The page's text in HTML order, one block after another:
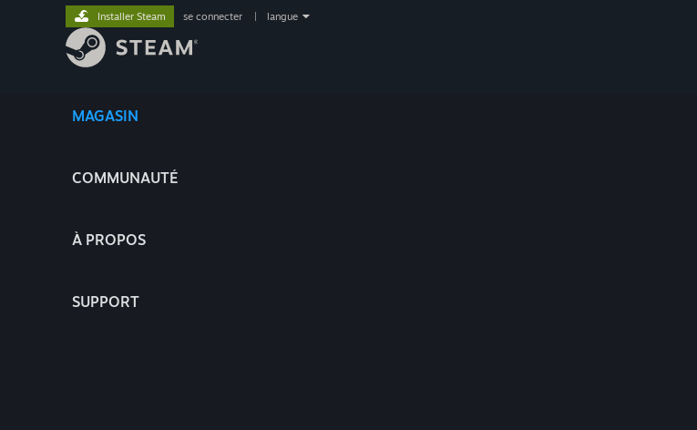
MAGASIN
COMMUNAUTÉ
À PROPOS
SUPPORT
Installer Steam se connecter langue